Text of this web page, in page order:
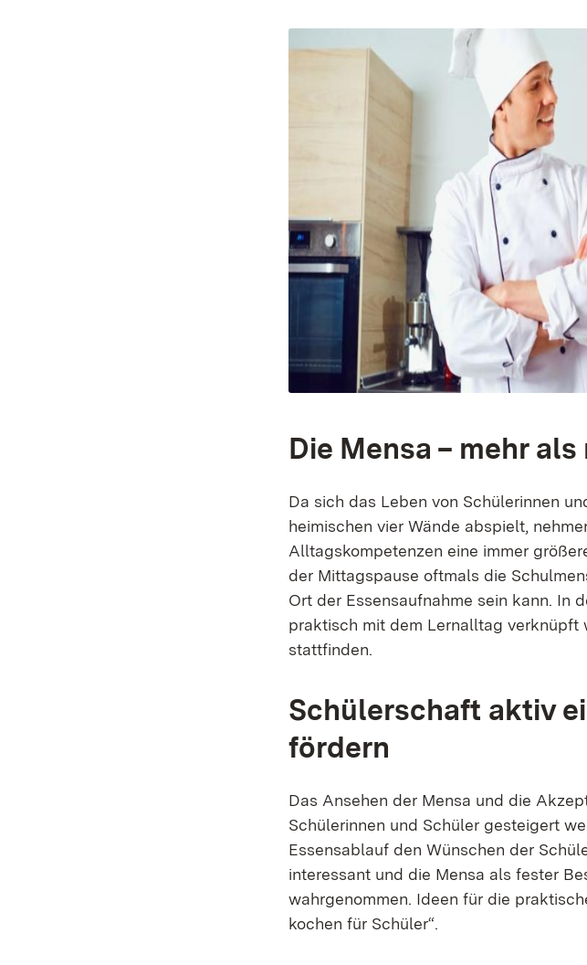
Die Mensa – mehr
Da sich das Leben von Schülerinnen
heimischen vier Wände abspielt,
Alltagskompetenzen eine immer
der Mittagspause oftmals die
Ort der Essensaufnahme sein kann. In
praktisch mit dem Lernalltag verknüpft
stattfinden.
Schülerschaft aktiv
fördern
Das Ansehen der Mensa und die
Schülerinnen und Schüler gesteigert
Essensablauf den Wünschen der
interessant und die Mensa als fester
wahrgenommen. Ideen für die
kochen für Schüler“.